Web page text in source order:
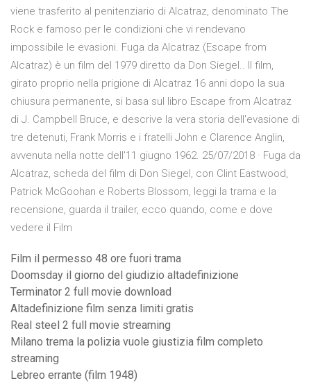
viene trasferito al penitenziario di Alcatraz, denominato The
Rock e famoso per le condizioni che vi rendevano
impossibile le evasioni. Fuga da Alcatraz (Escape from
Alcatraz) è un film del 1979 diretto da Don Siegel.. Il film,
girato proprio nella prigione di Alcatraz 16 anni dopo la sua
chiusura permanente, si basa sul libro Escape from Alcatraz
di J. Campbell Bruce, e descrive la vera storia dell'evasione di
tre detenuti, Frank Morris e i fratelli John e Clarence Anglin,
avvenuta nella notte dell'11 giugno 1962. 25/07/2018 · Fuga da
Alcatraz, scheda del film di Don Siegel, con Clint Eastwood,
Patrick McGoohan e Roberts Blossom, leggi la trama e la
recensione, guarda il trailer, ecco quando, come e dove
vedere il Film
Film il permesso 48 ore fuori trama
Doomsday il giorno del giudizio altadefinizione
Terminator 2 full movie download
Altadefinizione film senza limiti gratis
Real steel 2 full movie streaming
Milano trema la polizia vuole giustizia film completo
streaming
Lebreo errante (film 1948)